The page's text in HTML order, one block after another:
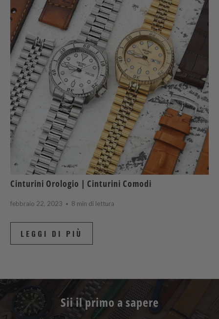
Cinturini Orologio | Cinturini Comodi
febbraio 22, 2023 8 min di lettura
LEGGI DI PIÙ
Sii il primo a sapere